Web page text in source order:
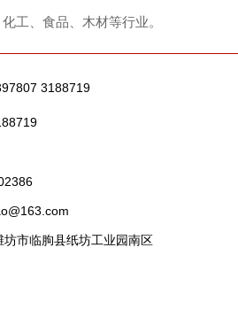
工、食品、木材等行业。
3188719
坊市临朐县纸坊工业园南区